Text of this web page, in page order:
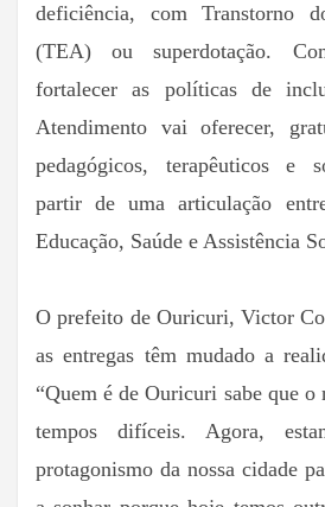
deficiência, com Transtorno
(TEA) ou superdotação.
fortalecer as políticas de
Atendimento vai oferecer,
pedagógicos, terapêuticos e
partir de uma articulação
Educação, Saúde e Assistência
O prefeito de Ouricuri, Victor
as entregas têm mudado a
“Quem é de Ouricuri sabe que
tempos difíceis. Agora,
protagonismo da nossa cidade